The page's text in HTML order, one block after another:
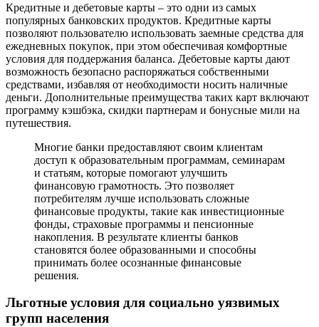
Кредитные и дебетовые карты – это одни из самых
популярных банковских продуктов. Кредитные карты
позволяют пользователю использовать заемные средства для
ежедневных покупок, при этом обеспечивая комфортные
условия для поддержания баланса. Дебетовые карты дают
возможность безопасно распоряжаться собственными
средствами, избавляя от необходимости носить наличные
деньги. Дополнительные преимущества таких карт включают
программу кэшбэка, скидки партнерам и бонусные мили на
путешествия.
Многие банки предоставляют своим клиентам
доступ к образовательным программам, семинарам
и статьям, которые помогают улучшить
финансовую грамотность. Это позволяет
потребителям лучше использовать сложные
финансовые продукты, такие как инвестиционные
фонды, страховые программы и пенсионные
накопления. В результате клиенты банков
становятся более образованными и способны
принимать более осознанные финансовые
решения.
Льготные условия для социально уязвимых
групп населения